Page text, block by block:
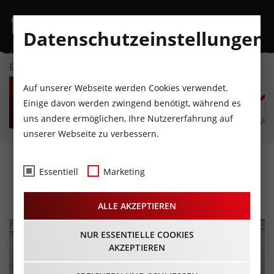
EVENTKALENDER
MO
10
AUGUST
DI
11
AUGUST
MI
12
AUGUST
DO
13
AUGUST
FR
14
AUGUST
CD-Review: Patrick Rauch
– Hazelmouse
Datenschutzeinstellungen
Auf unserer Webseite werden Cookies verwendet.
Einige davon werden zwingend benötigt, während es
uns andere ermöglichen, Ihre Nutzererfahrung auf
unserer Webseite zu verbessern.
Essentiell Marketing
ALLE AKZEPTIEREN
NUR ESSENTIELLE COOKIES
AKZEPTIEREN